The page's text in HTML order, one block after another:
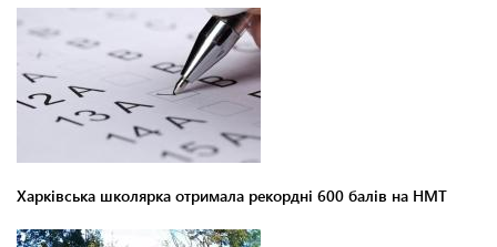
Харківська школярка отримала рекордні 600 балів на НМТ